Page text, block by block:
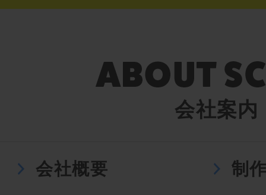
会社案内
会社概要 制